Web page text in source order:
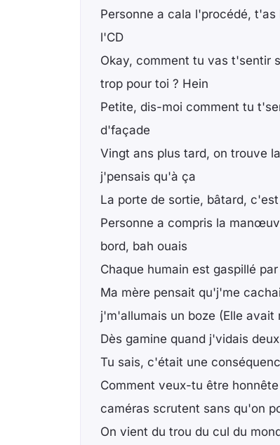
Personne a cala l'procédé,
l'CD
Okay, comment tu vas t'sentir
trop pour toi ? Hein
Petite, dis-moi comment tu
d'façade
Vingt ans plus tard, on trouve
j'pensais qu'à ça
La porte de sortie, bâtard,
Personne a compris la
bord, bah ouais
Chaque humain est gaspillé
Ma mère pensait qu'j'me
j'm'allumais un boze (Elle avait
Dès gamine quand j'vidais
Tu sais, c'était une
Comment veux-tu être
caméras scrutent sans qu'on
On vient du trou du cul du